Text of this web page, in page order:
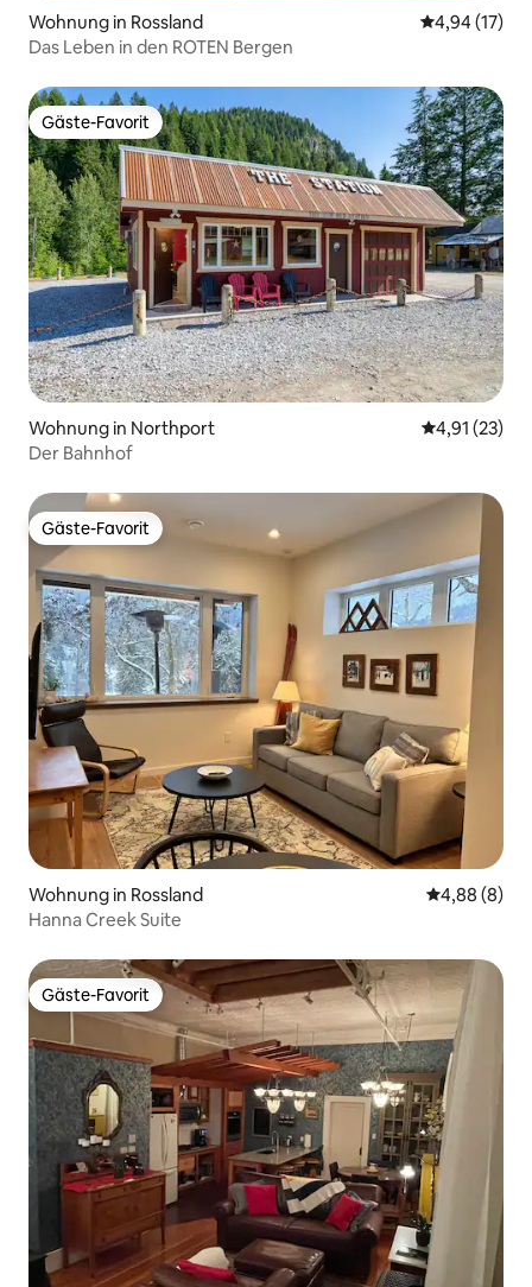
Wohnung in Rossland
4,94 (17)
Das Leben in den ROTEN Bergen
Gäste-Favorit
Gäste-Favorit
Wohnung in Northport
4,91 (23)
Der Bahnhof
Gäste-Favorit
Gäste-Favorit
Wohnung in Rossland
4,88 (8)
Hanna Creek Suite
Gäste-Favorit
Gäste-Favorit